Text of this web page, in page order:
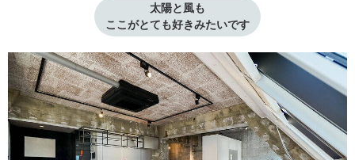
太陽と風も
ここがとても好きみたいです